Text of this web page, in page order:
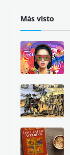
Más visto